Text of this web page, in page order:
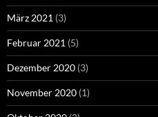
März 2021 (3)
Februar 2021 (5)
Dezember 2020 (3)
November 2020 (1)